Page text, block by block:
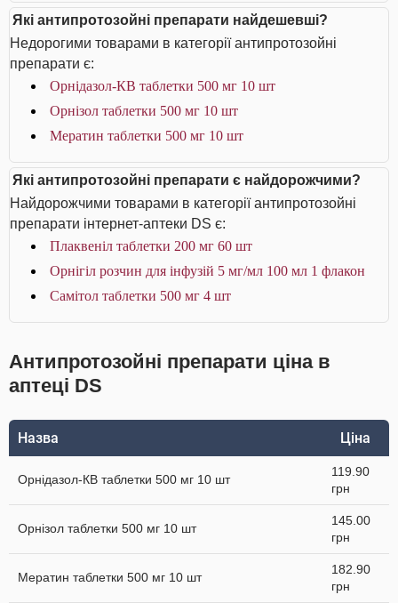
Які антипротозойні препарати найдешевші?
Недорогими товарами в категорії антипротозойні
препарати є:
Орнідазол-КВ таблетки 500 мг 10 шт
Орнізол таблетки 500 мг 10 шт
Мератин таблетки 500 мг 10 шт
Які антипротозойні препарати є найдорожчими?
Найдорожчими товарами в категорії антипротозойні
препарати інтернет-аптеки DS є:
Плаквеніл таблетки 200 мг 60 шт
Орнігіл розчин для інфузій 5 мг/мл 100 мл 1 флакон
Самітол таблетки 500 мг 4 шт
Антипротозойні препарати ціна в
аптеці DS
Назва Ціна
Орнідазол-КВ таблетки 500 мг 10 шт
119.90
грн
Орнізол таблетки 500 мг 10 шт
145.00
грн
Мератин таблетки 500 мг 10 шт
182.90
грн